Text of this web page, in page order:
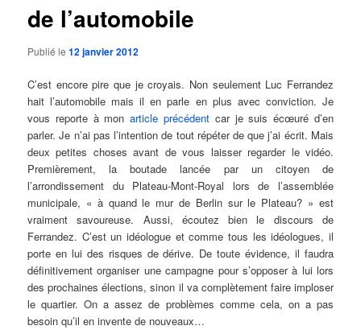
de l’automobile
Publié le12 janvier 2012
C’est encore pire que je croyais. Non seulement Luc Ferrandez
hait l’automobile mais il en parle en plus avec conviction. Je
vous reporte à monarticle précédent car je suis écœuré d’en
parler. Je n’ai pas l’intention de tout répéter de que j’ai écrit. Mais
deux petites choses avant de vous laisser regarder le vidéo.
Premièrement, la boutade lancée par un citoyen de
l’arrondissement du Plateau-Mont-Royal lors de l’assemblée
municipale, « à quand le mur de Berlin sur le Plateau? » est
vraiment savoureuse. Aussi, écoutez bien le discours de
Ferrandez. C’est un idéologue et comme tous les idéologues, il
porte en lui des risques de dérive. De toute évidence, il faudra
définitivement organiser une campagne pour s’opposer à lui lors
des prochaines élections, sinon il va complètement faire imploser
le quartier. On a assez de problèmes comme cela, on a pas
besoin qu’il en invente de nouveaux…